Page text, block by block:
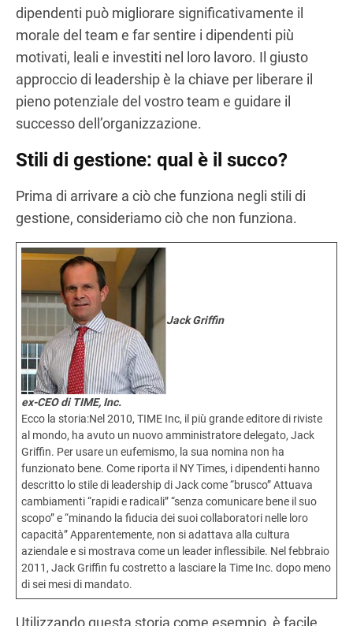
dipendenti può migliorare significativamente il
morale del team e far sentire i dipendenti più
motivati, leali e investiti nel loro lavoro. Il giusto
approccio di leadership è la chiave per liberare il
pieno potenziale del vostro team e guidare il
successo dell’organizzazione.
Stili di gestione: qual è il succo?
Prima di arrivare a ciò che funziona negli stili di
gestione, consideriamo ciò che non funziona.
Jack Griffin
ex-CEO di TIME, Inc.
Ecco la storia:Nel 2010, TIME Inc, il più grande editore di riviste
al mondo, ha avuto un nuovo amministratore delegato, Jack
Griffin. Per usare un eufemismo, la sua nomina non ha
funzionato bene. Come riporta il NY Times, i dipendenti hanno
descritto lo stile di leadership di Jack come “brusco” Attuava
cambiamenti “rapidi e radicali” “senza comunicare bene il suo
scopo” e “minando la fiducia dei suoi collaboratori nelle loro
capacità” Apparentemente, non si adattava alla cultura
aziendale e si mostrava come un leader inflessibile. Nel febbraio
2011, Jack Griffin fu costretto a lasciare la Time Inc. dopo meno
di sei mesi di mandato.
Utilizzando questa storia come esempio, è facile